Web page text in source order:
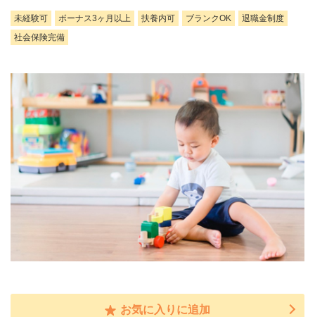
未経験可 ボーナス3ヶ月以上 扶養内可 ブランクOK
退職金制度
社会保険完備
お気に入りに追加